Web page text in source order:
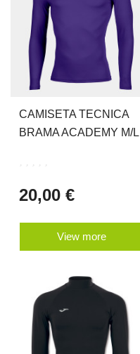
CAMISETA TECNICA
BRAMA ACADEMY M/L
20,00 €
View more